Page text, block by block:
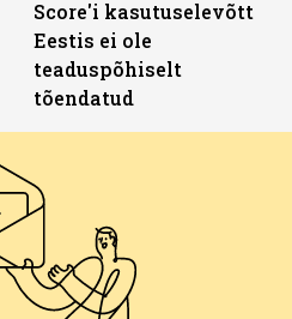
Score'i kasutuselevõtt
Eestis ei ole
teaduspõhiselt
tõendatud